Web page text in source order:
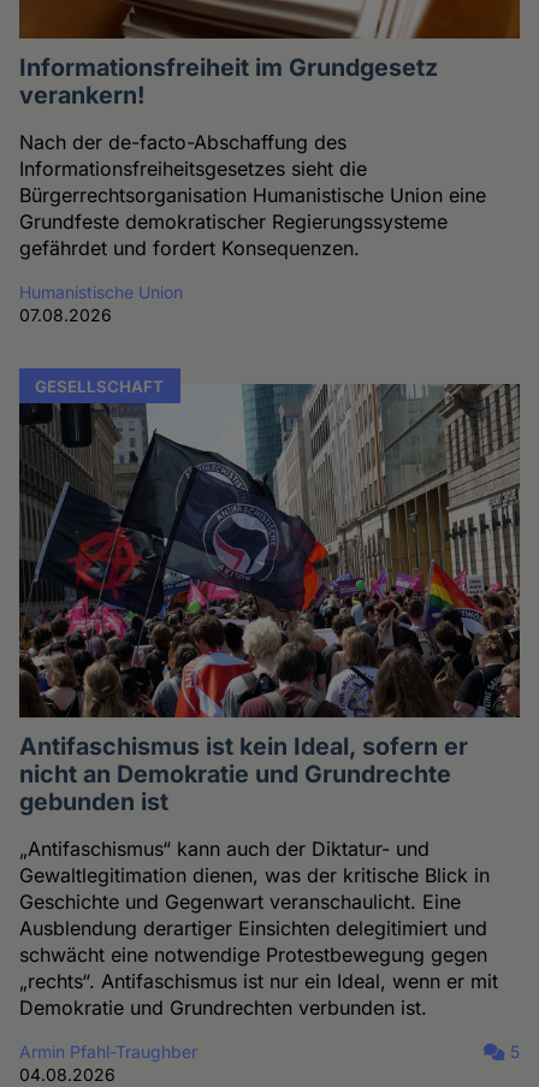
Informationsfreiheit im Grundgesetz
verankern!
Nach der de-facto-Abschaffung des
Informationsfreiheitsgesetzes sieht die
Bürgerrechtsorganisation Humanistische Union eine
Grundfeste demokratischer Regierungssysteme
gefährdet und fordert Konsequenzen.
Humanistische Union
07.08.2026
GESELLSCHAFT
Antifaschismus ist kein Ideal, sofern er
nicht an Demokratie und Grundrechte
gebunden ist
„Antifaschismus“ kann auch der Diktatur- und
Gewaltlegitimation dienen, was der kritische Blick in
Geschichte und Gegenwart veranschaulicht. Eine
Ausblendung derartiger Einsichten delegitimiert und
schwächt eine notwendige Protestbewegung gegen
„rechts“. Antifaschismus ist nur ein Ideal, wenn er mit
Demokratie und Grundrechten verbunden ist.
Armin Pfahl-Traughber
04.08.2026
5